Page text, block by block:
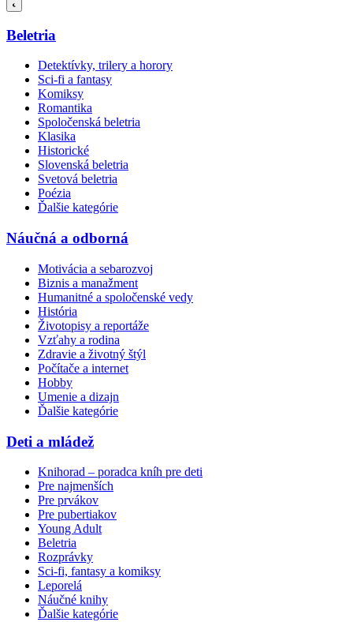
Beletria
Detektívky, trilery a horory
Sci-fi a fantasy
Komiksy
Romantika
Spoločenská beletria
Klasika
Historické
Slovenská beletria
Svetová beletria
Poézia
Ďalšie kategórie
Náučná a odborná
Motivácia a sebarozvoj
Biznis a manažment
Humanitné a spoločenské vedy
História
Životopisy a reportáže
Vzťahy a rodina
Zdravie a životný štýl
Počítače a internet
Hobby
Umenie a dizajn
Ďalšie kategórie
Deti a mládež
Knihorad – poradca kníh pre deti
Pre najmenších
Pre prvákov
Pre pubertiakov
Young Adult
Beletria
Rozprávky
Sci-fi, fantasy a komiksy
Leporelá
Náučné knihy
Ďalšie kategórie